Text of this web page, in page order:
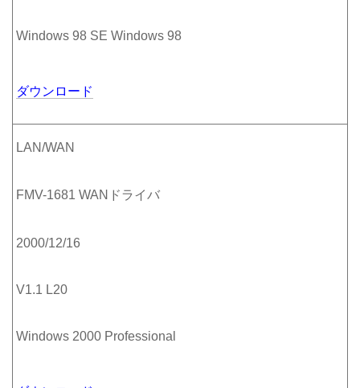
Windows 98 SE Windows 98
ダウンロード
LAN/WAN
FMV-1681 WANドライバ
2000/12/16
V1.1 L20
Windows 2000 Professional